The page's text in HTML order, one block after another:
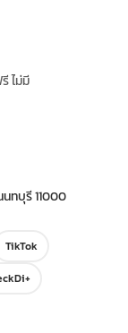
ไม่มี
นทบุรี 11000
TikTok